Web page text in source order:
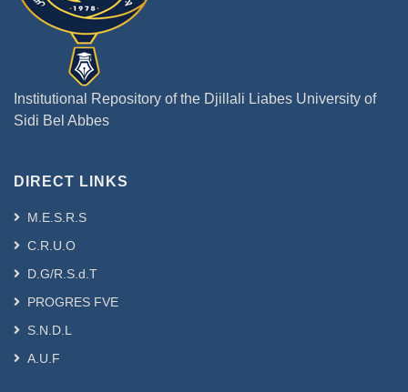
Institutional Repository of the Djillali Liabes University of
Sidi Bel Abbes
DIRECT LINKS
M.E.S.R.S
C.R.U.O
D.G/R.S.d.T
PROGRES FVE
S.N.D.L
A.U.F